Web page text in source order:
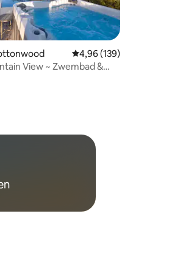
4,95 uit 5, 129 recensies
Gemiddelde
4,96 (139)
View ~ Zwembad &